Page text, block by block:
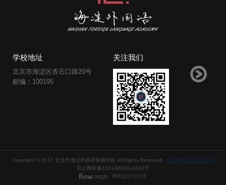
学校地址
北京市海淀区杏石口路20号
邮编：100195
关注我们
Copyright © 2017 北京市海淀外国语实验学校 All Rights Reserved. 京ICP备05075162号
京公网安备11010802014832号
网页设计与开发